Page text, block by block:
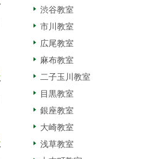
渋谷教室
市川教室
広尾教室
麻布教室
二子玉川教室
目黒教室
銀座教室
大崎教室
浅草教室